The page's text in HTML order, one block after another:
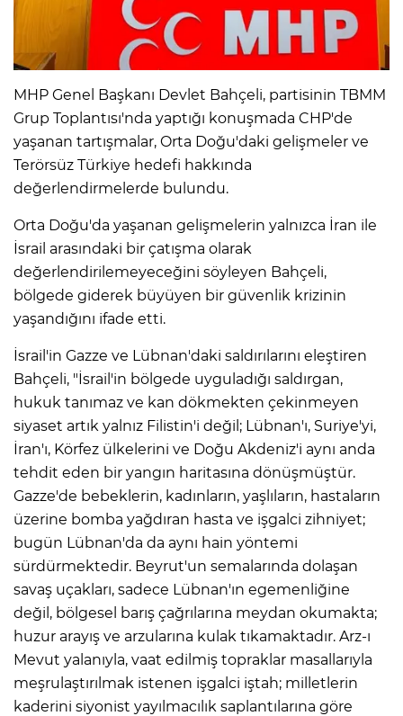
MHP Genel Başkanı Devlet Bahçeli, partisinin TBMM
Grup Toplantısı'nda yaptığı konuşmada CHP'de
yaşanan tartışmalar, Orta Doğu'daki gelişmeler ve
Terörsüz Türkiye hedefi hakkında
değerlendirmelerde bulundu.
Orta Doğu'da yaşanan gelişmelerin yalnızca İran ile
İsrail arasındaki bir çatışma olarak
değerlendirilemeyeceğini söyleyen Bahçeli,
bölgede giderek büyüyen bir güvenlik krizinin
yaşandığını ifade etti.
İsrail'in Gazze ve Lübnan'daki saldırılarını eleştiren
Bahçeli, "İsrail'in bölgede uyguladığı saldırgan,
hukuk tanımaz ve kan dökmekten çekinmeyen
siyaset artık yalnız Filistin'i değil; Lübnan'ı, Suriye'yi,
İran'ı, Körfez ülkelerini ve Doğu Akdeniz'i aynı anda
tehdit eden bir yangın haritasına dönüşmüştür.
Gazze'de bebeklerin, kadınların, yaşlıların, hastaların
üzerine bomba yağdıran hasta ve işgalci zihniyet;
bugün Lübnan'da da aynı hain yöntemi
sürdürmektedir. Beyrut'un semalarında dolaşan
savaş uçakları, sadece Lübnan'ın egemenliğine
değil, bölgesel barış çağrılarına meydan okumakta;
huzur arayış ve arzularına kulak tıkamaktadır. Arz-ı
Mevut yalanıyla, vaat edilmiş topraklar masallarıyla
meşrulaştırılmak istenen işgalci iştah; milletlerin
kaderini siyonist yayılmacılık saplantılarına göre